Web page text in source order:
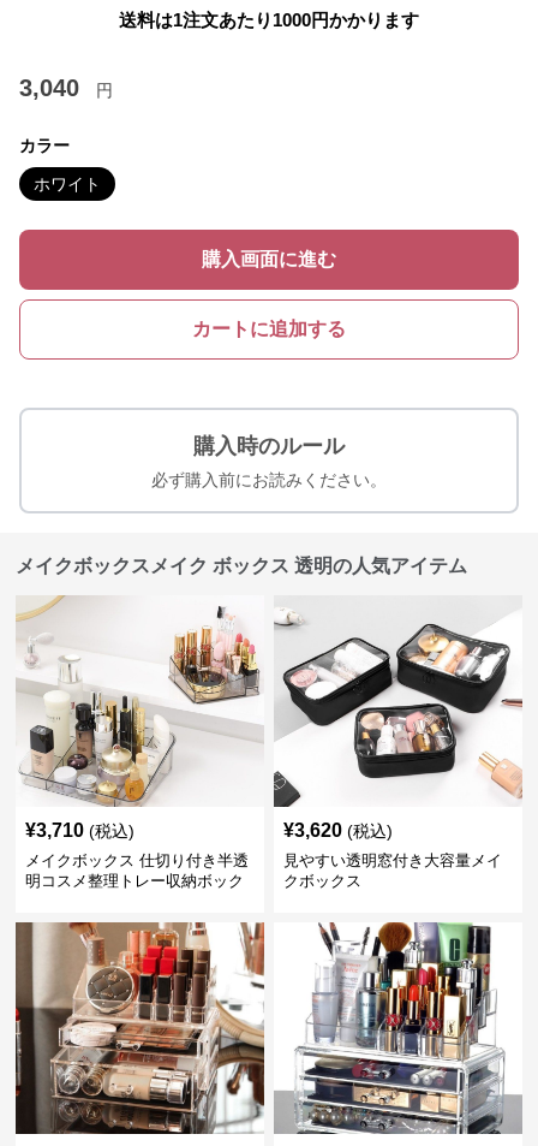
送料は1注文あたり 1000円かかります
3,040 円
カラー
ホワイト
購入画面に進む
カートに追加する
購入時のルール
必ず購入前にお読みください。
メイクボックスメイク ボックス 透明の人気アイテム
¥3,710 (税込)
メイクボックス 仕切り付き半透
明コスメ整理トレー収納ボック
¥3,620 (税込)
見やすい透明窓付き大容量メイ
クボックス